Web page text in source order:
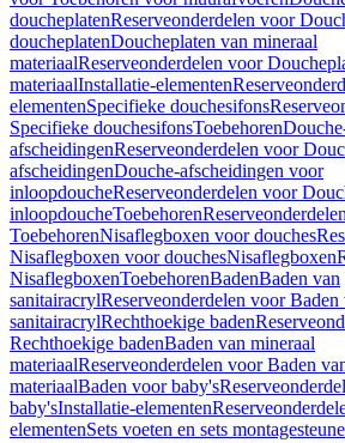
doucheplatenReserveonderdelen voor
doucheplatenDoucheplaten van mineraal
materiaalReserveonderdelen voor
materiaalInstallatie-elementen
elementenSpecifieke douchesifons
Specifieke douchesifonsToebehoren
afscheidingenReserveonderdelen voor
afscheidingenDouche-afscheidingen voor
inloopdoucheReserveonderdelen voor
inloopdoucheToebehoren
ToebehorenNisaflegboxen voor douches
Nisaflegboxen voor douchesNisaflegboxen
NisaflegboxenToebehorenBadenBaden van
sanitairacrylReserveonderdelen voor Baden
sanitairacrylRechthoekige baden
Rechthoekige badenBaden van mineraal
materiaalReserveonderdelen voor Baden
materiaalBaden voor baby's
baby'sInstallatie-elementen
elementenSets voeten en sets